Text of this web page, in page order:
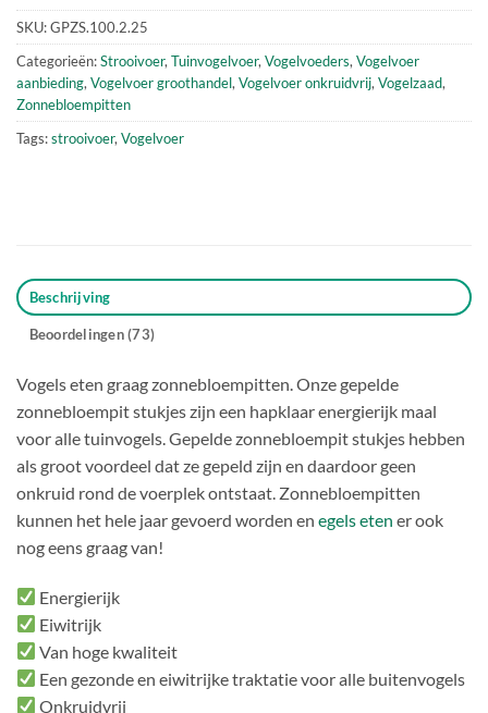
SKU:GPZS.100.2.25
Categorieën:Strooivoer,Tuinvogelvoer,Vogelvoeders,Vogelvoer
aanbieding,Vogelvoer groothandel,Vogelvoer onkruidvrij,Vogelzaad,
Zonnebloempitten
Tags:strooivoer,Vogelvoer
Beschrijving
Beoordelingen (73)
Vogels eten graag zonnebloempitten. Onze gepelde
zonnebloempit stukjes zijn een hapklaar energierijk maal
voor alle tuinvogels. Gepelde zonnebloempit stukjes hebben
als groot voordeel dat ze gepeld zijn en daardoor geen
onkruid rond de voerplek ontstaat. Zonnebloempitten
kunnen het hele jaar gevoerd worden en egels eten er ook
nog eens graag van!
Energierijk
Eiwitrijk
Van hoge kwaliteit
Een gezonde en eiwitrijke traktatie voor alle buitenvogels
Onkruidvrij